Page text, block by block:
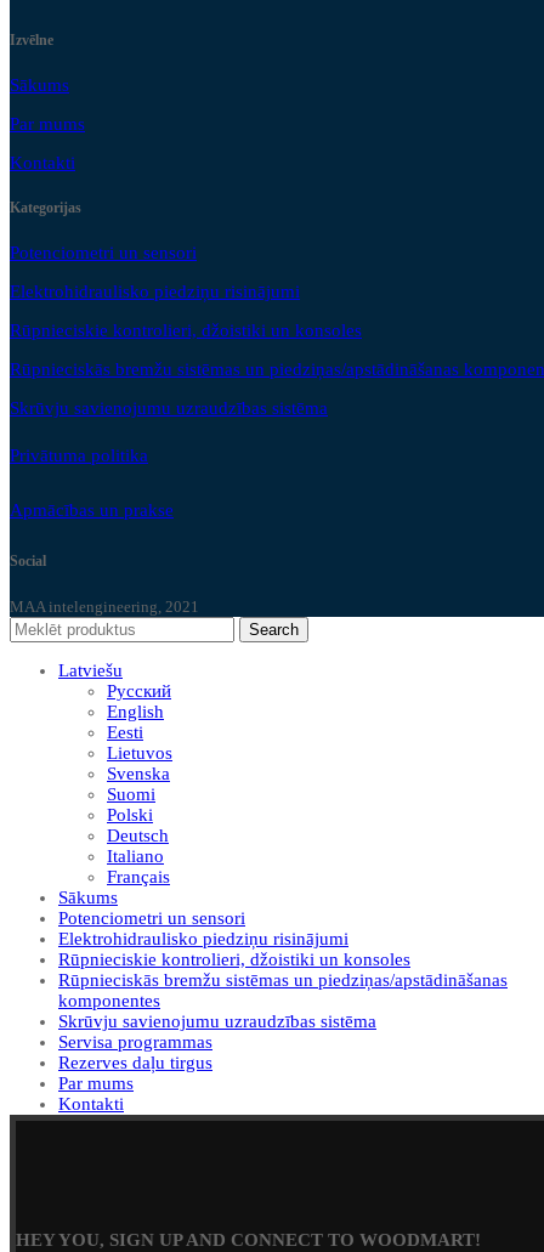
Izvēlne
Sākums
Par mums
Kontakti
Kategorijas
Potenciometri un sensori
Elektrohidraulisko piedziņu risinājumi
Rūpnieciskie kontrolieri, džoistiki un konsoles
Rūpnieciskās bremžu sistēmas un piedziņas/apstādināšanas
Skrūvju savienojumu uzraudzības sistēma
Privātuma politika
Apmācības un prakse
Social
MAA intelengineering, 2021
Search
Latviešu
Русский
English
Eesti
Lietuvos
Svenska
Suomi
Polski
Deutsch
Italiano
Français
Sākums
Potenciometri un sensori
Elektrohidraulisko piedziņu risinājumi
Rūpnieciskie kontrolieri, džoistiki un konsoles
Rūpnieciskās bremžu sistēmas un piedziņas/apstādināšanas
komponentes
Skrūvju savienojumu uzraudzības sistēma
Servisa programmas
Rezerves daļu tirgus
Par mums
Kontakti
HEY YOU, SIGN UP AND CONNECT TO WOODMART!